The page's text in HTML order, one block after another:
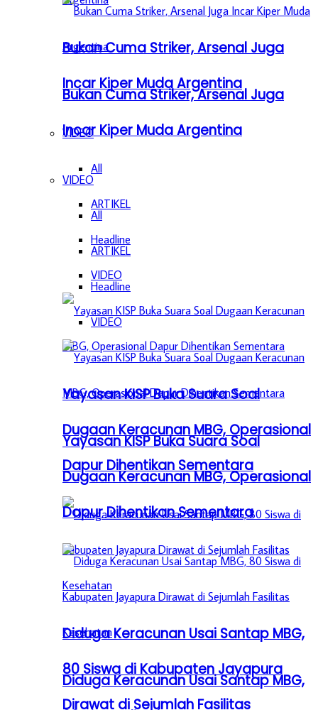
Bukan Cuma Striker, Arsenal Juga
Incar Kiper Muda Argentina
VIDEO
All
ARTIKEL
Headline
VIDEO
Yayasan KISP Buka Suara Soal
Dugaan Keracunan MBG, Operasional
Dapur Dihentikan Sementara
Diduga Keracunan Usai Santap MBG,
80 Siswa di Kabupaten Jayapura
Dirawat di Sejumlah Fasilitas
Bukan Cuma Striker, Arsenal Juga
Incar Kiper Muda Argentina
VIDEO
All
ARTIKEL
Headline
VIDEO
Yayasan KISP Buka Suara Soal
Dugaan Keracunan MBG, Operasional
Dapur Dihentikan Sementara
Diduga Keracunan Usai Santap MBG,